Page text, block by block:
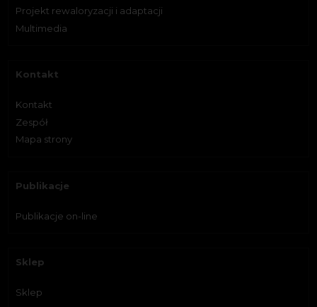
Projekt rewaloryzacji i adaptacji
Multimedia
Kontakt
Kontakt
Zespół
Mapa strony
Publikacje
Publikacje on-line
Sklep
Sklep